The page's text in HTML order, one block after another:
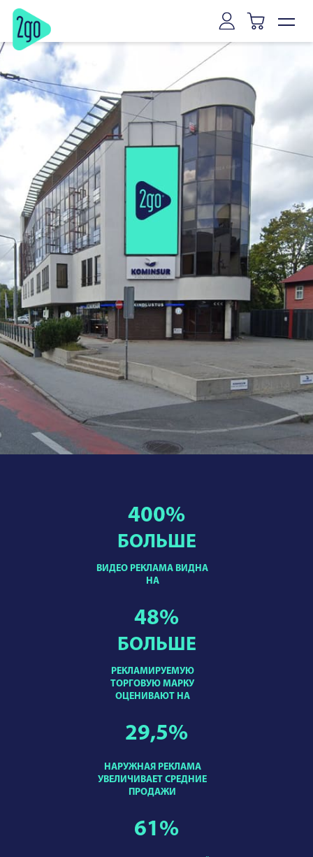
Вильнюс Каунас Клайпеда
Паневежис
Мариямполе
Алитус Йонишкис
Kaišiadorys Таллинн
Пярну Нарва
Курессааре Вильянди
Раквере Хаапсалу
ВИДЕО РЕКЛАМА ВИДНА
НА
400%
БОЛЬШЕ
РЕКЛАМИРУЕМУЮ
ТОРГОВУЮ МАРКУ
ОЦЕНИВАЮТ НА
48%
БОЛЬШЕ
НАРУЖНАЯ РЕКЛАМА
УВЕЛИЧИВАЕТ СРЕДНИЕ
ПРОДАЖИ
29,5%
61%